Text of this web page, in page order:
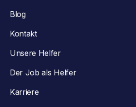
Blog
Kontakt
Unsere Helfer
Der Job als Helfer
Karriere